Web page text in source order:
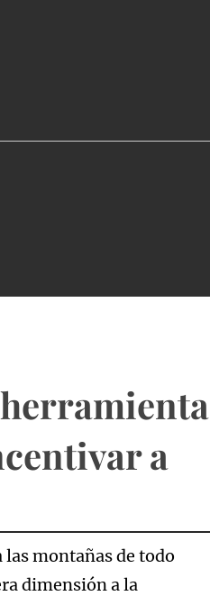
a
montañas de todo
dimensión a la